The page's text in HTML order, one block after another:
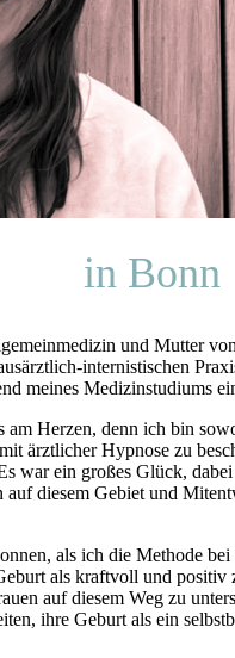
in Bonn
und Mutter
internistischen
meines Medizinstudiums
Herzen, denn ich bin
ärztlicher Hypnose zu
war ein großes Glück,
diesem Gebiet und
als ich die Methode
als kraftvoll und positiv
auf diesem Weg zu
ihre Geburt als ein